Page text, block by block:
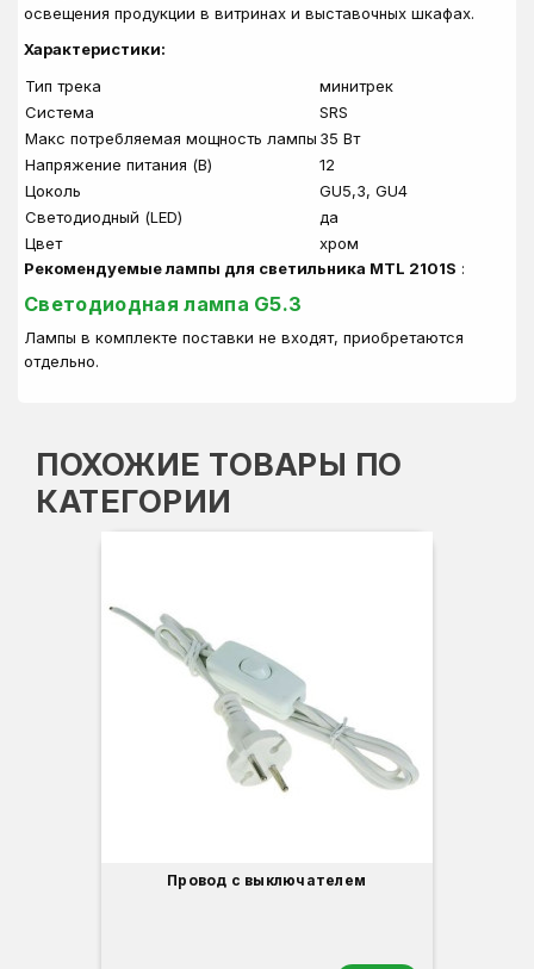
освещения продукции в витринах и выставочных шкафах.
Характеристики:
Тип трека
минитрек
Система
SRS
Макс потребляемая мощность лампы 35 Вт
Напряжение питания (В)
12
Цоколь
GU5,3, GU4
Светодиодный (LED)
да
Цвет
хром
Рекомендуемые лампы для светильника MTL 2101S :
Светодиодная лампа G5.3
Лампы в комплекте поставки не входят, приобретаются
отдельно.
ПОХОЖИЕ ТОВАРЫ ПО
КАТЕГОРИИ
Провод с выключателем